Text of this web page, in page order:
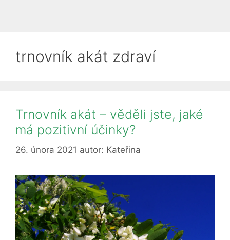
trnovník akát zdraví
Trnovník akát – věděli jste, jaké
má pozitivní účinky?
26. února 2021 autor: Kateřina